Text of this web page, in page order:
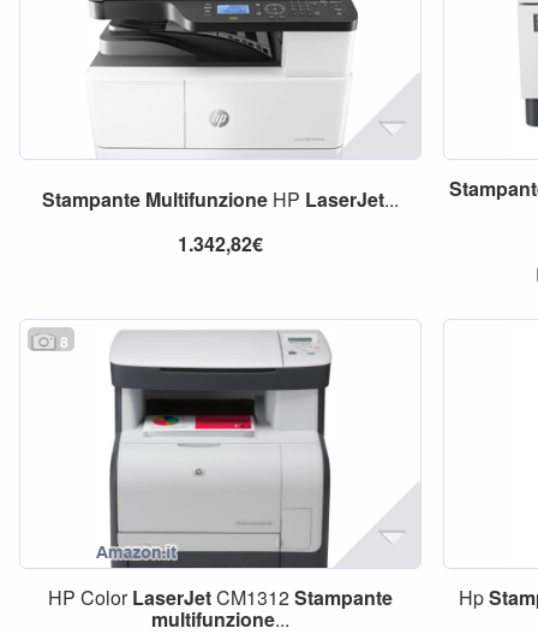
Stampante MultifunzioneHP LaserJet...
1.342,82€
8
HP ColorLaserJetCM1312Stampante
multifunzione...
Hp